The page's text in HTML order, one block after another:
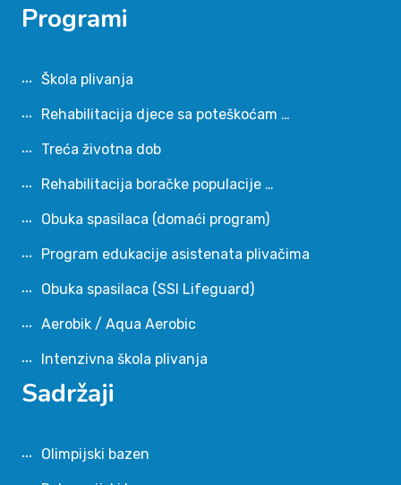
Programi
Škola plivanja
Rehabilitacija djece sa poteškoćam …
Treća životna dob
Rehabilitacija boračke populacije …
Obuka spasilaca (domaći program)
Program edukacije asistenata plivačima
Obuka spasilaca (SSI Lifeguard)
Aerobik / Aqua Aerobic
Intenzivna škola plivanja
Sadržaji
Olimpijski bazen